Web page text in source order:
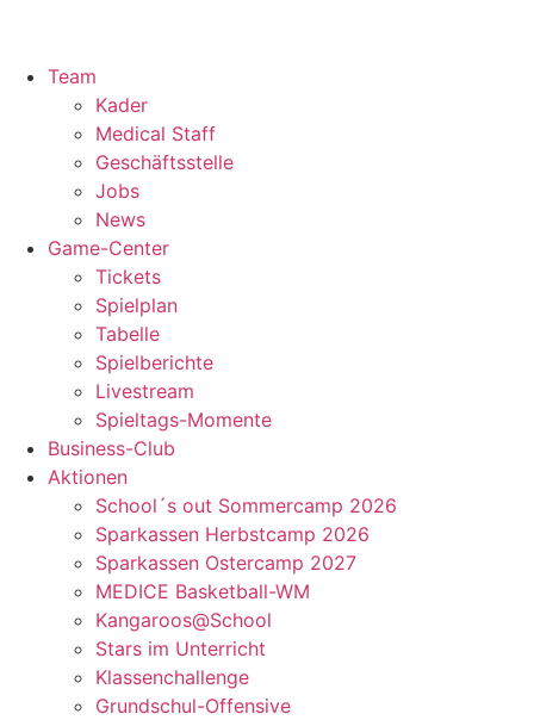
Team
Kader
Medical Staff
Geschäftsstelle
Jobs
News
Game-Center
Tickets
Spielplan
Tabelle
Spielberichte
Livestream
Spieltags-Momente
Business-Club
Aktionen
School´s out Sommercamp 2026
Sparkassen Herbstcamp 2026
Sparkassen Ostercamp 2027
MEDICE Basketball-WM
Kangaroos@School
Stars im Unterricht
Klassenchallenge
Grundschul-Offensive